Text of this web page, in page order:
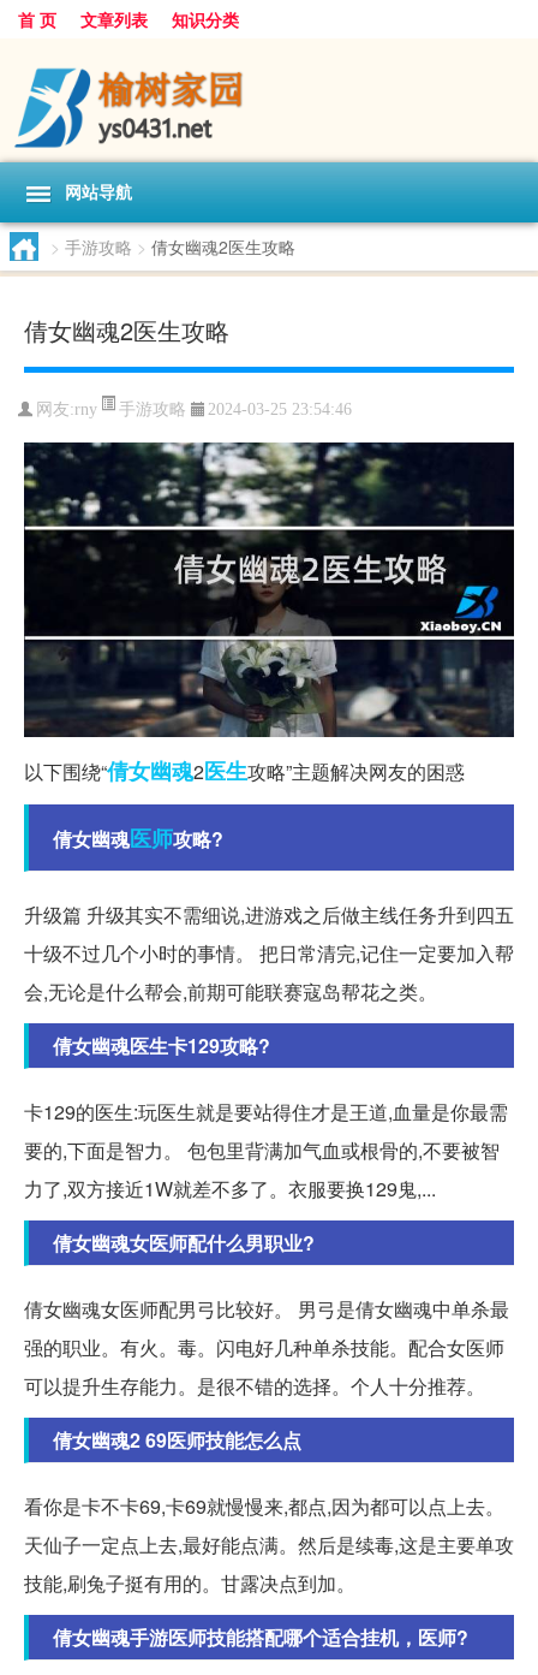
首 页 文章列表 知识分类
网站导航
> 手游攻略 > 倩女幽魂2医生攻略
倩女幽魂2医生攻略
网友:rny 手游攻略 2024-03-25 23:54:46
以下围绕“倩女幽魂2医生攻略”主题解决网友的困惑
倩女幽魂医师攻略?
升级篇 升级其实不需细说,进游戏之后做主线任务升到四五
十级不过几个小时的事情。 把日常清完,记住一定要加入帮
会,无论是什么帮会,前期可能联赛寇岛帮花之类。
倩女幽魂医生卡129攻略?
卡129的医生:玩医生就是要站得住才是王道,血量是你最需
要的,下面是智力。 包包里背满加气血或根骨的,不要被智
力了,双方接近1W就差不多了。衣服要换129鬼,...
倩女幽魂女医师配什么男职业?
倩女幽魂女医师配男弓比较好。 男弓是倩女幽魂中单杀最
强的职业。有火。毒。闪电好几种单杀技能。配合女医师
可以提升生存能力。是很不错的选择。个人十分推荐。
倩女幽魂2 69医师技能怎么点
看你是卡不卡69,卡69就慢慢来,都点,因为都可以点上去。
天仙子一定点上去,最好能点满。然后是续毒,这是主要单攻
技能,刷兔子挺有用的。甘露决点到加。
倩女幽魂手游医师技能搭配哪个适合挂机，医师?